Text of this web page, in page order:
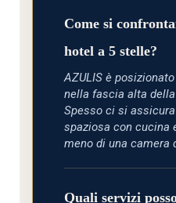
Come si
hotel a 5 stelle?
AZULIS è
nella fascia alta
Spesso ci si
spaziosa con cucina
meno di una camera
Quali servizi